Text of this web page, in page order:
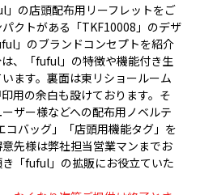
の店頭配布用リーフレットをご
クトがある「TKF10008」のデザ
」のブランドコンセプトを紹介
、「fuful」の特徴や機能付き生
ます。裏面は東リショールーム
用の余白も設けております。そ
ザー様などへの配布用ノベルテ
バッグ」「店頭用機能タグ」を
先様は弊社担当営業マンまでお
「fuful」の拡販にお役立ていた